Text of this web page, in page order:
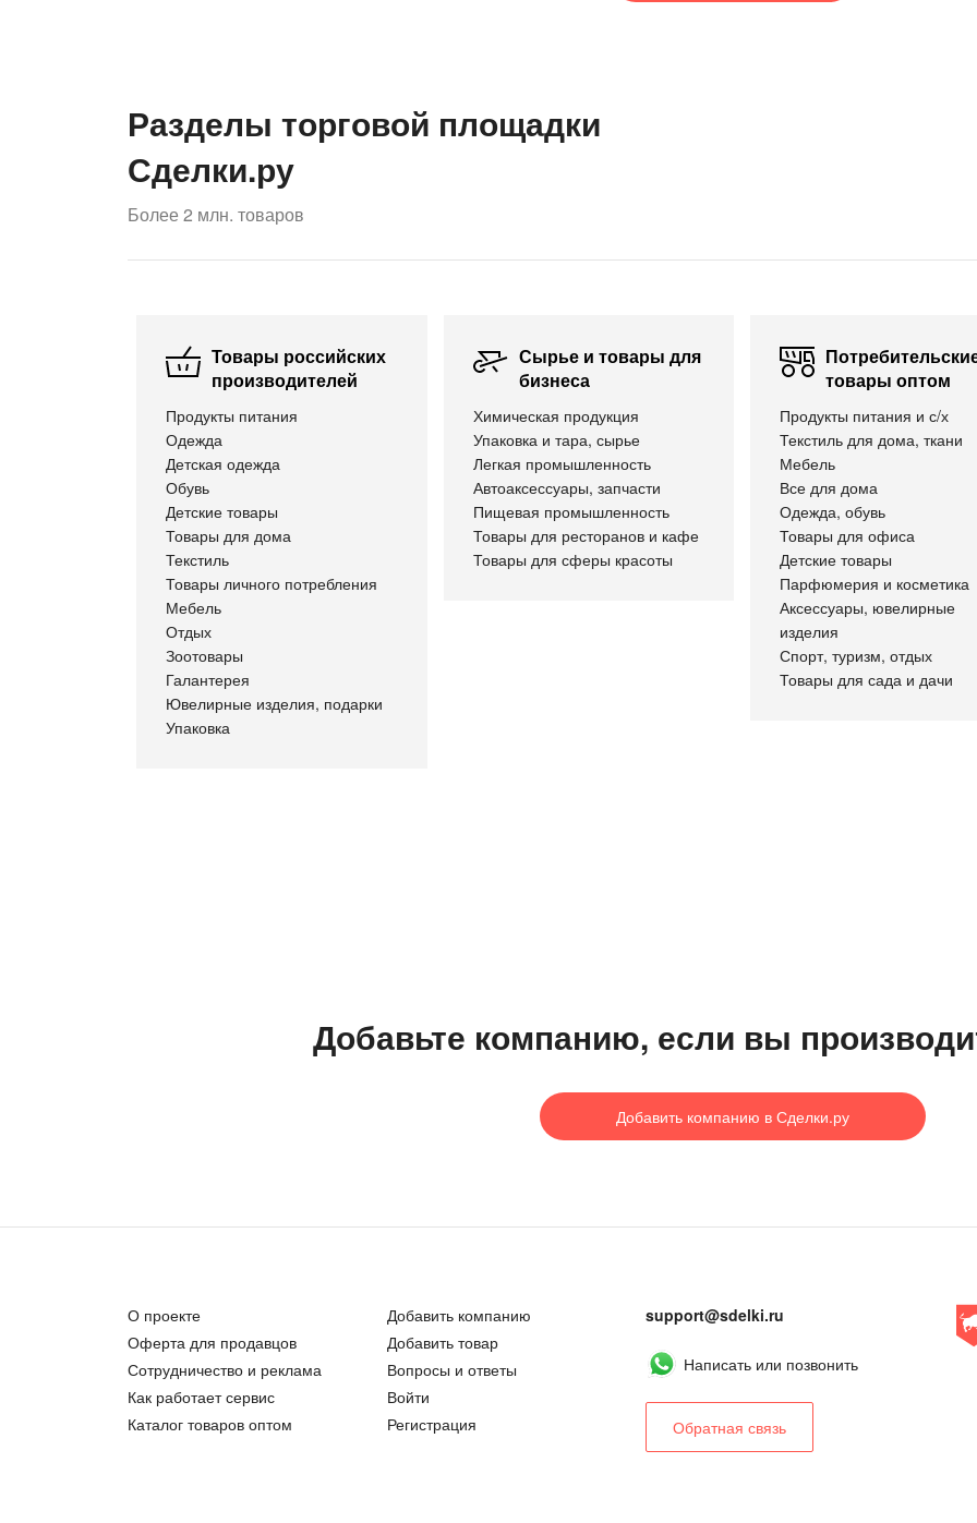
Разделы торговой площадки
Сделки.ру
Более 2 млн. товаров
Товары российских
производителей
Продукты питания
Одежда
Детская одежда
Обувь
Детские товары
Товары для дома
Текстиль
Товары личного потребления
Мебель
Отдых
Зоотовары
Галантерея
Ювелирные изделия, подарки
Упаковка
Сырье и товары для
бизнеса
Химическая продукция
Упаковка и тара, сырье
Легкая промышленность
Автоаксессуары, запчасти
Пищевая промышленность
Товары для ресторанов и кафе
Товары для сферы красоты
товары оптом
Продукты питания и с/х
Текстиль для дома, ткани
Мебель
Все для дома
Одежда, обувь
Товары для офиса
Детские товары
Парфюмерия и косметика
Аксессуары, ювелирные
изделия
Спорт, туризм, отдых
Товары для сада и дачи
Добавьте компанию, если вы
Добавить компанию в Сделки.ру
О проекте
Оферта для продавцов
Сотрудничество и реклама
Как работает сервис
Каталог товаров оптом
Добавить компанию
Добавить товар
Вопросы и ответы
Войти
Регистрация
support@sdelki.ru
Написать или позвонить
Обратная связь